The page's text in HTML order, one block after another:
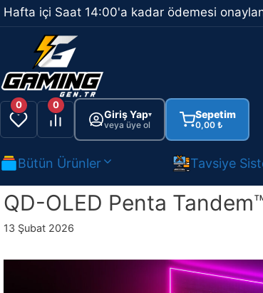
İçeriğe
atla
Hafta içi Saat 14:00'a kadar ödemesi
0 0
Giriş Yap▾
veya üye ol
Sepetim
0,00 ₺
Bütün Ürünler Tavsiye
QD-OLED Penta
13 Şubat 2026